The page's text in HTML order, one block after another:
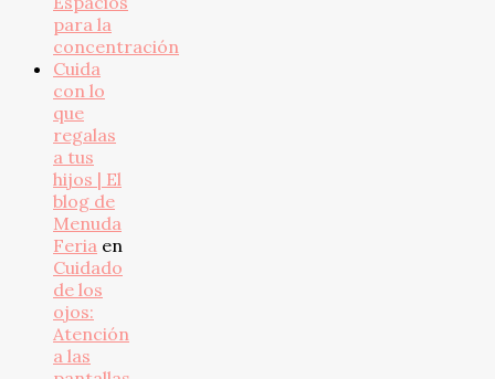
para la
concentración
Cuida
con lo
que
regalas
a tus
hijos | El
blog de
Menuda
Feria en
Cuidado
de los
ojos:
Atención
a las